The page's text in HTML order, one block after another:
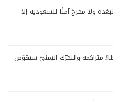
ولا مخرجَ آمنًا للسعودية إلا
متراكمة والتحرّك اليمنيّ سيقوّض